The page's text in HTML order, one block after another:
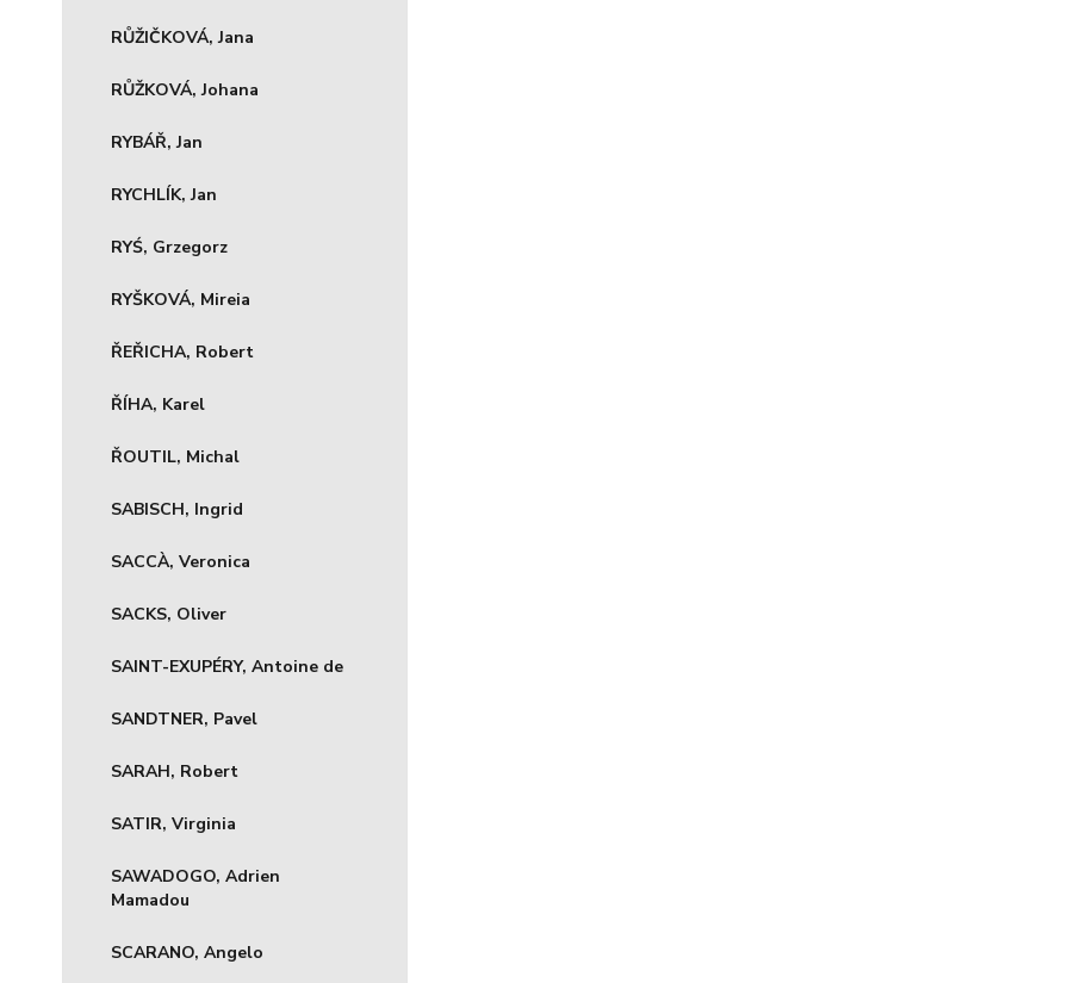
RŮŽIČKOVÁ, Jana
RŮŽKOVÁ, Johana
RYBÁŘ, Jan
RYCHLÍK, Jan
RYŚ, Grzegorz
RYŠKOVÁ, Mireia
ŘEŘICHA, Robert
ŘÍHA, Karel
ŘOUTIL, Michal
SABISCH, Ingrid
SACCÀ, Veronica
SACKS, Oliver
SAINT-EXUPÉRY, Antoine de
SANDTNER, Pavel
SARAH, Robert
SATIR, Virginia
SAWADOGO, Adrien
Mamadou
SCARANO, Angelo